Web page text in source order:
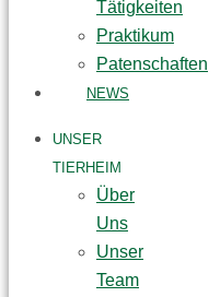
Tätigkeiten
Praktikum
Patenschaften
NEWS
UNSER
TIERHEIM
Über
Uns
Unser
Team